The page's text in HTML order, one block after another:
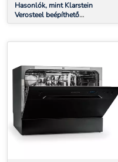
Hasonlók, mint Klarstein
Verosteel beépíthető
mosogatógép | Minimalista,
cm